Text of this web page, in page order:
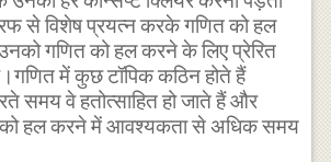
से विशेष प्रयत्न करके गणित को हल
गणित को हल करने के लिए प्रेरित
में कुछ टॉपिक कठिन होते हैं
समय वे हतोत्साहित हो जाते हैं और
को हल करने में आवश्यकता से अधिक समय